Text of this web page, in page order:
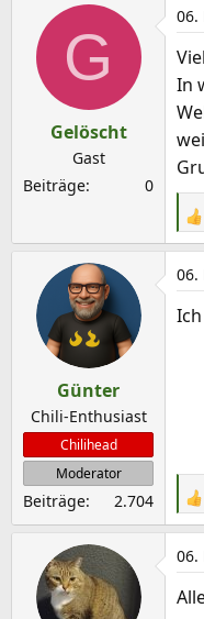
a
k
t
i
o
n
e
G
Gelöscht
Gast
Beiträge
0
06.
In
R
e
a
k
t
Günter
Chili-Enthusiast
Chilihead
Moderator
Beiträge 2.704
06.
R
e
a
k
t
06.